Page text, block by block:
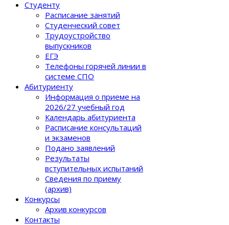
Студенту
Расписание занятий
Студенческий совет
Трудоустройство
выпускников
ЕГЭ
Телефоны горячей линии в
системе СПО
Абитуриенту
Информация о приеме на
2026/27 учебный год
Календарь абитуриента
Расписание консультаций
и экзаменов
Подано заявлений
Результаты
вступительных испытаний
Сведения по приему
(архив)
Конкурсы
Архив конкурсов
Контакты